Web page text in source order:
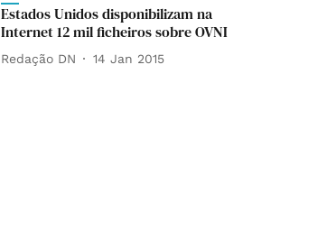
Estados Unidos disponibilizam na
Internet 12 mil ficheiros sobre OVNI
Redação DN 14 Jan 2015